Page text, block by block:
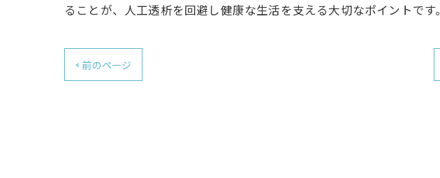
ることが、人工透析を回避し健康な生活を支える大切なポイントです。
< 前のページ